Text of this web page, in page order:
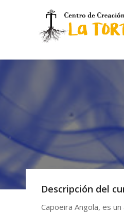
Descripción del
Capoeira Angola, es